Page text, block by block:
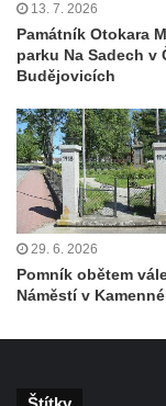
Pamětní deska
domě čp. 37 v
Pomník na
Socha ležícího
Socha
Socha
Třebušíně
Pamětní
Fischera na
13. 7. 2026
Památník Otokara
parku Na Sadech v
Budějovicích
29. 6. 2026
Pomník obětem
Náměstí v